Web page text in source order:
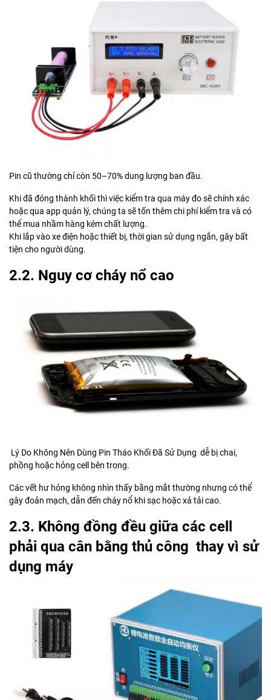
Pin cũ thường chỉ còn 50–70% dung lượng ban đầu.
Khi đã đóng thành khối thì việc kiểm tra qua máy đo sẽ chính xác
hoặc qua app quản lý, chúng ta sẽ tốn thêm chi phí kiểm tra và có
thể mua nhầm hàng kém chất lượng.
Khi lắp vào xe điện hoặc thiết bị, thời gian sử dụng ngắn, gây bất
tiện cho người dùng.
2.2. Nguy cơ cháy nổ cao
Lý Do Không Nên Dùng Pin Tháo Khối Đã Sử Dụng dễ bị chai,
phồng hoặc hỏng cell bên trong.
Các vết hư hỏng không nhìn thấy bằng mắt thường nhưng có thể
gây đoản mạch, dẫn đến cháy nổ khi sạc hoặc xả tải cao.
2.3. Không đồng đều giữa các cell
phải qua cân bằng thủ công thay vì sử
dụng máy